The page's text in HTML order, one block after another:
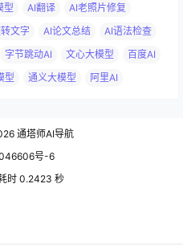
型 AI翻译
AI老照片修复
文字 AI论文总结
AI语法检查
字节跳动AI 文心大模型
百度AI
型 通义大模型 阿里AI
通塔师AI导航
号-6
时 0.2423 秒